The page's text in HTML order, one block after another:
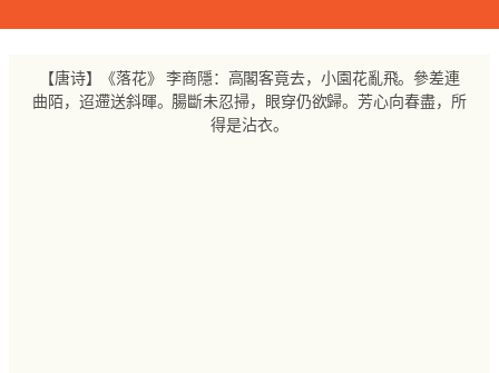
【唐诗】《落花》 李商隱：高閣客竟去，小園花亂飛。參差連
曲陌，迢遰送斜暉。腸斷未忍掃，眼穿仍欲歸。芳心向春盡，所
得是沾衣。